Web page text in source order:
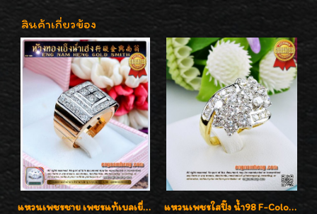
สินค้าเกี่ยวข้อง
แหวนเพชรชาย เพชรแท้เบลเยี่ยมคัท น้ำ100% D-Color/VVS 2.46 กะรัต แหวนเพชรใสปิ๊ง น้ำ98 F-Color/VVS1 น้ำหนักเพชรรวม 2.56 กะรัต ใส่เต็มนิ้วเพชรเป็นน้ำเป็นเนื้อสวยมากๆค่ะ